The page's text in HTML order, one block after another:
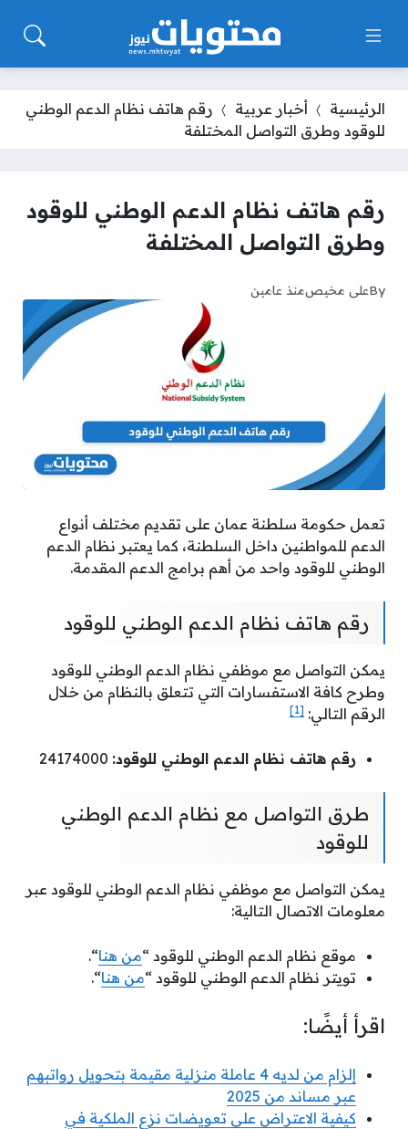
الرئيسية أخبار عربية
رقم هاتف نظام الدعم الوطني
للوقود وطرق التواصل المختلفة
رقم هاتف نظام الدعم الوطني للوقود
وطرق التواصل المختلفة
Byعلي مخيصمنذ عامين
تعمل حكومة سلطنة عمان على تقديم مختلف أنواع
الدعم للمواطنين داخل السلطنة، كما يعتبر نظام الدعم
الوطني للوقود واحد من أهم برامج الدعم المقدمة.
رقم هاتف نظام الدعم الوطني للوقود
يمكن التواصل مع موظفي نظام الدعم الوطني للوقود
وطرح كافة الاستفسارات التي تتعلق بالنظام من خلال
الرقم التالي: [1]
رقم هاتف نظام الدعم الوطني للوقود:
طرق التواصل مع نظام الدعم الوطني
للوقود
يمكن التواصل مع موظفي نظام الدعم الوطني للوقود عبر
معلومات الاتصال التالية:
موقع نظام الدعم الوطني للوقود “من هنا“.
تويتر نظام الدعم الوطني للوقود “من هنا“.
اقرأ أيضًا:
إلزام من لديه 4 عاملة منزلية مقيمة بتحويل رواتبهم
عبر مساند من 2025
كيفية الاعتراض على تعويضات نزع الملكية في